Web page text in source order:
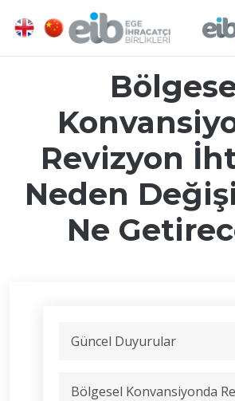
Revizyon
Neden
Ne
Güncel Duyurular
Bölgesel Konvansiyonda